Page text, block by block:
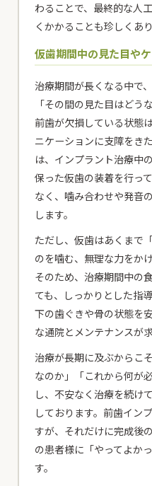
わることで、最終的な人
くかかることも珍しくあ
仮歯期間中の見た目や
治療期間が長くなる中で
「その間の見た目はどう
前歯が欠損している状態
ニケーションに支障をき
は、インプラント治療中
保った仮歯の装着を行っ
なく、噛み合わせや発音
します。
ただし、仮歯はあくまで
のを噛む、無理な力をか
そのため、治療期間中の
ても、しっかりとした指
下の歯ぐきや骨の状態を
な通院とメンテナンスが
治療が長期に及ぶからこ
なのか」「これから何が
し、不安なく治療を続け
しております。前歯イン
すが、それだけに完成後
の患者様に「やってよか
す。